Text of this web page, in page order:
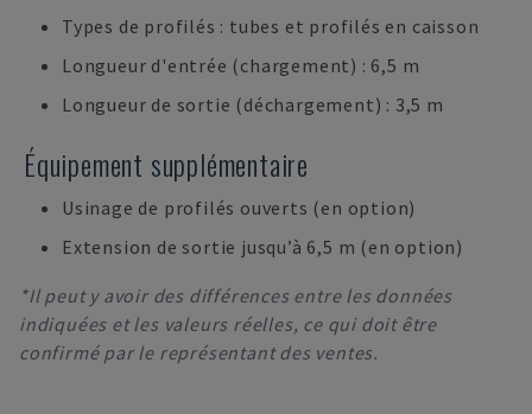
Types de profilés : tubes et profilés en caisson
Longueur d'entrée (chargement) : 6,5 m
Longueur de sortie (déchargement) : 3,5 m
Équipement supplémentaire
Usinage de profilés ouverts (en option)
Extension de sortie jusqu’à 6,5 m (en option)
*Il peut y avoir des différences entre les données
indiquées et les valeurs réelles, ce qui doit être
confirmé par le représentant des ventes.